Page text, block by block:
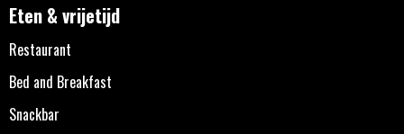
Eten & vrijetijd
Restaurant
Bed and Breakfast
Snackbar